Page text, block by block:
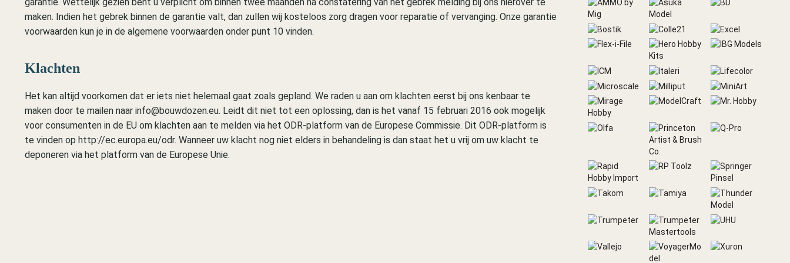
maken. Indien het gebrek binnen de garantie valt, dan zullen wij kosteloos zorg dragen voor reparatie of vervanging. Onze garantie
voorwaarden kun je in de algemene voorwaarden onder punt 10 vinden.
Klachten
Het kan altijd voorkomen dat er iets niet helemaal gaat zoals gepland. We raden u aan om klachten eerst bij ons kenbaar te
maken door te mailen naar info@bouwdozen.eu. Leidt dit niet tot een oplossing, dan is het vanaf 15 februari 2016 ook mogelijk
voor consumenten in de EU om klachten aan te melden via het ODR-platform van de Europese Commissie. Dit ODR-platform is
te vinden op http://ec.europa.eu/odr. Wanneer uw klacht nog niet elders in behandeling is dan staat het u vrij om uw klacht te
deponeren via het platform van de Europese Unie.